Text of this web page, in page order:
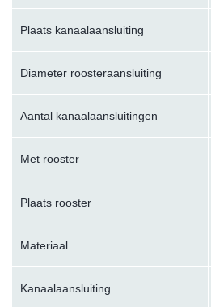
Plaats kanaalaansluiting
Diameter roosteraansluiting
Aantal kanaalaansluitingen
Met rooster
Plaats rooster
Materiaal
Kanaalaansluiting